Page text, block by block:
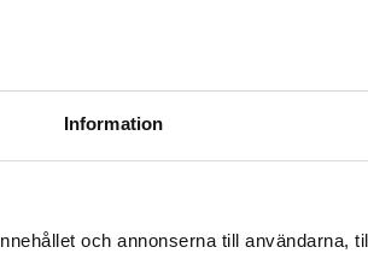
Information
och annonserna till användarna,
Lagervara.
Leveranstid 2-5
INFO